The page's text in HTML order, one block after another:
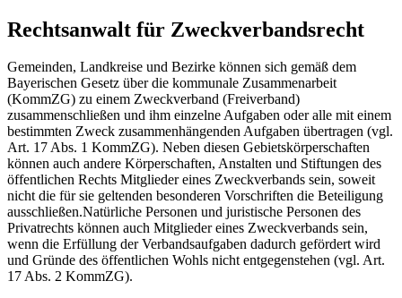
Rechtsanwalt für Zweckverbandsrecht
Gemeinden, Landkreise und Bezirke können sich gemäß dem
Bayerischen Gesetz über die kommunale Zusammenarbeit
(KommZG) zu einem Zweckverband (Freiverband)
zusammenschließen und ihm einzelne Aufgaben oder alle mit einem
bestimmten Zweck zusammenhängenden Aufgaben übertragen (vgl.
Art. 17 Abs. 1 KommZG). Neben diesen Gebietskörperschaften
können auch andere Körperschaften, Anstalten und Stiftungen des
öffentlichen Rechts Mitglieder eines Zweckverbands sein, soweit
nicht die für sie geltenden besonderen Vorschriften die Beteiligung
ausschließen.Natürliche Personen und juristische Personen des
Privatrechts können auch Mitglieder eines Zweckverbands sein,
wenn die Erfüllung der Verbandsaufgaben dadurch gefördert wird
und Gründe des öffentlichen Wohls nicht entgegenstehen (vgl. Art.
17 Abs. 2 KommZG).